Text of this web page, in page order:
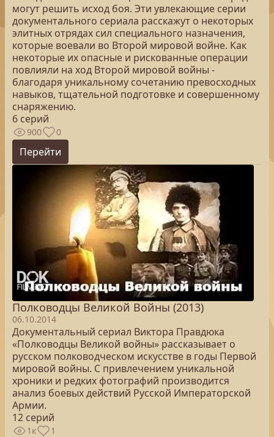
могут решить исход боя. Эти увлекающие серии
документального сериала расскажут о некоторых
элитных отрядах сил специального назначения,
которые воевали во Второй мировой войне. Как
некоторые их опасные и рискованные операции
повлияли на ход Второй мировой войны -
благодаря уникальному сочетанию превосходных
навыков, тщательной подготовке и совершенному
снаряжению.
6 серий
900 0
Перейти
Полководцы Великой Войны (2013)
06.10.2014
Документальный сериал Виктора Правдюка
«Полководцы Великой войны» рассказывает о
русском полководческом искусстве в годы Первой
мировой войны. С привлечением уникальной
хроники и редких фотографий производится
анализ боевых действий Русской Императорской
Армии.
12 серий
1к 1